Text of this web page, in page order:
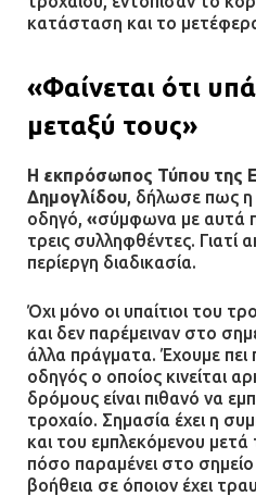
κατάσταση και το
«Φαίνεται ότι
μεταξύ τους»
Η εκπρόσωπος Τύπου της
Δημογλίδου, δήλωσε πως η
οδηγό, «σύμφωνα με αυτά
τρεις συλληφθέντες. Γιατί
περίεργη διαδικασία.
Όχι μόνο οι υπαίτιοι του
και δεν παρέμειναν στο
άλλα πράγματα. Έχουμε πει
οδηγός ο οποίος κινείται
δρόμους είναι πιθανό να
τροχαίο. Σημασία έχει η
και του εμπλεκόμενου
πόσο παραμένει στο
βοήθεια σε όποιον έχει